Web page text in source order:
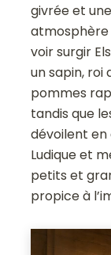
givrée et
voir surgir
un sapin, roi
pommes
tandis que
dévoilent en
Ludique et
petits et
propice à